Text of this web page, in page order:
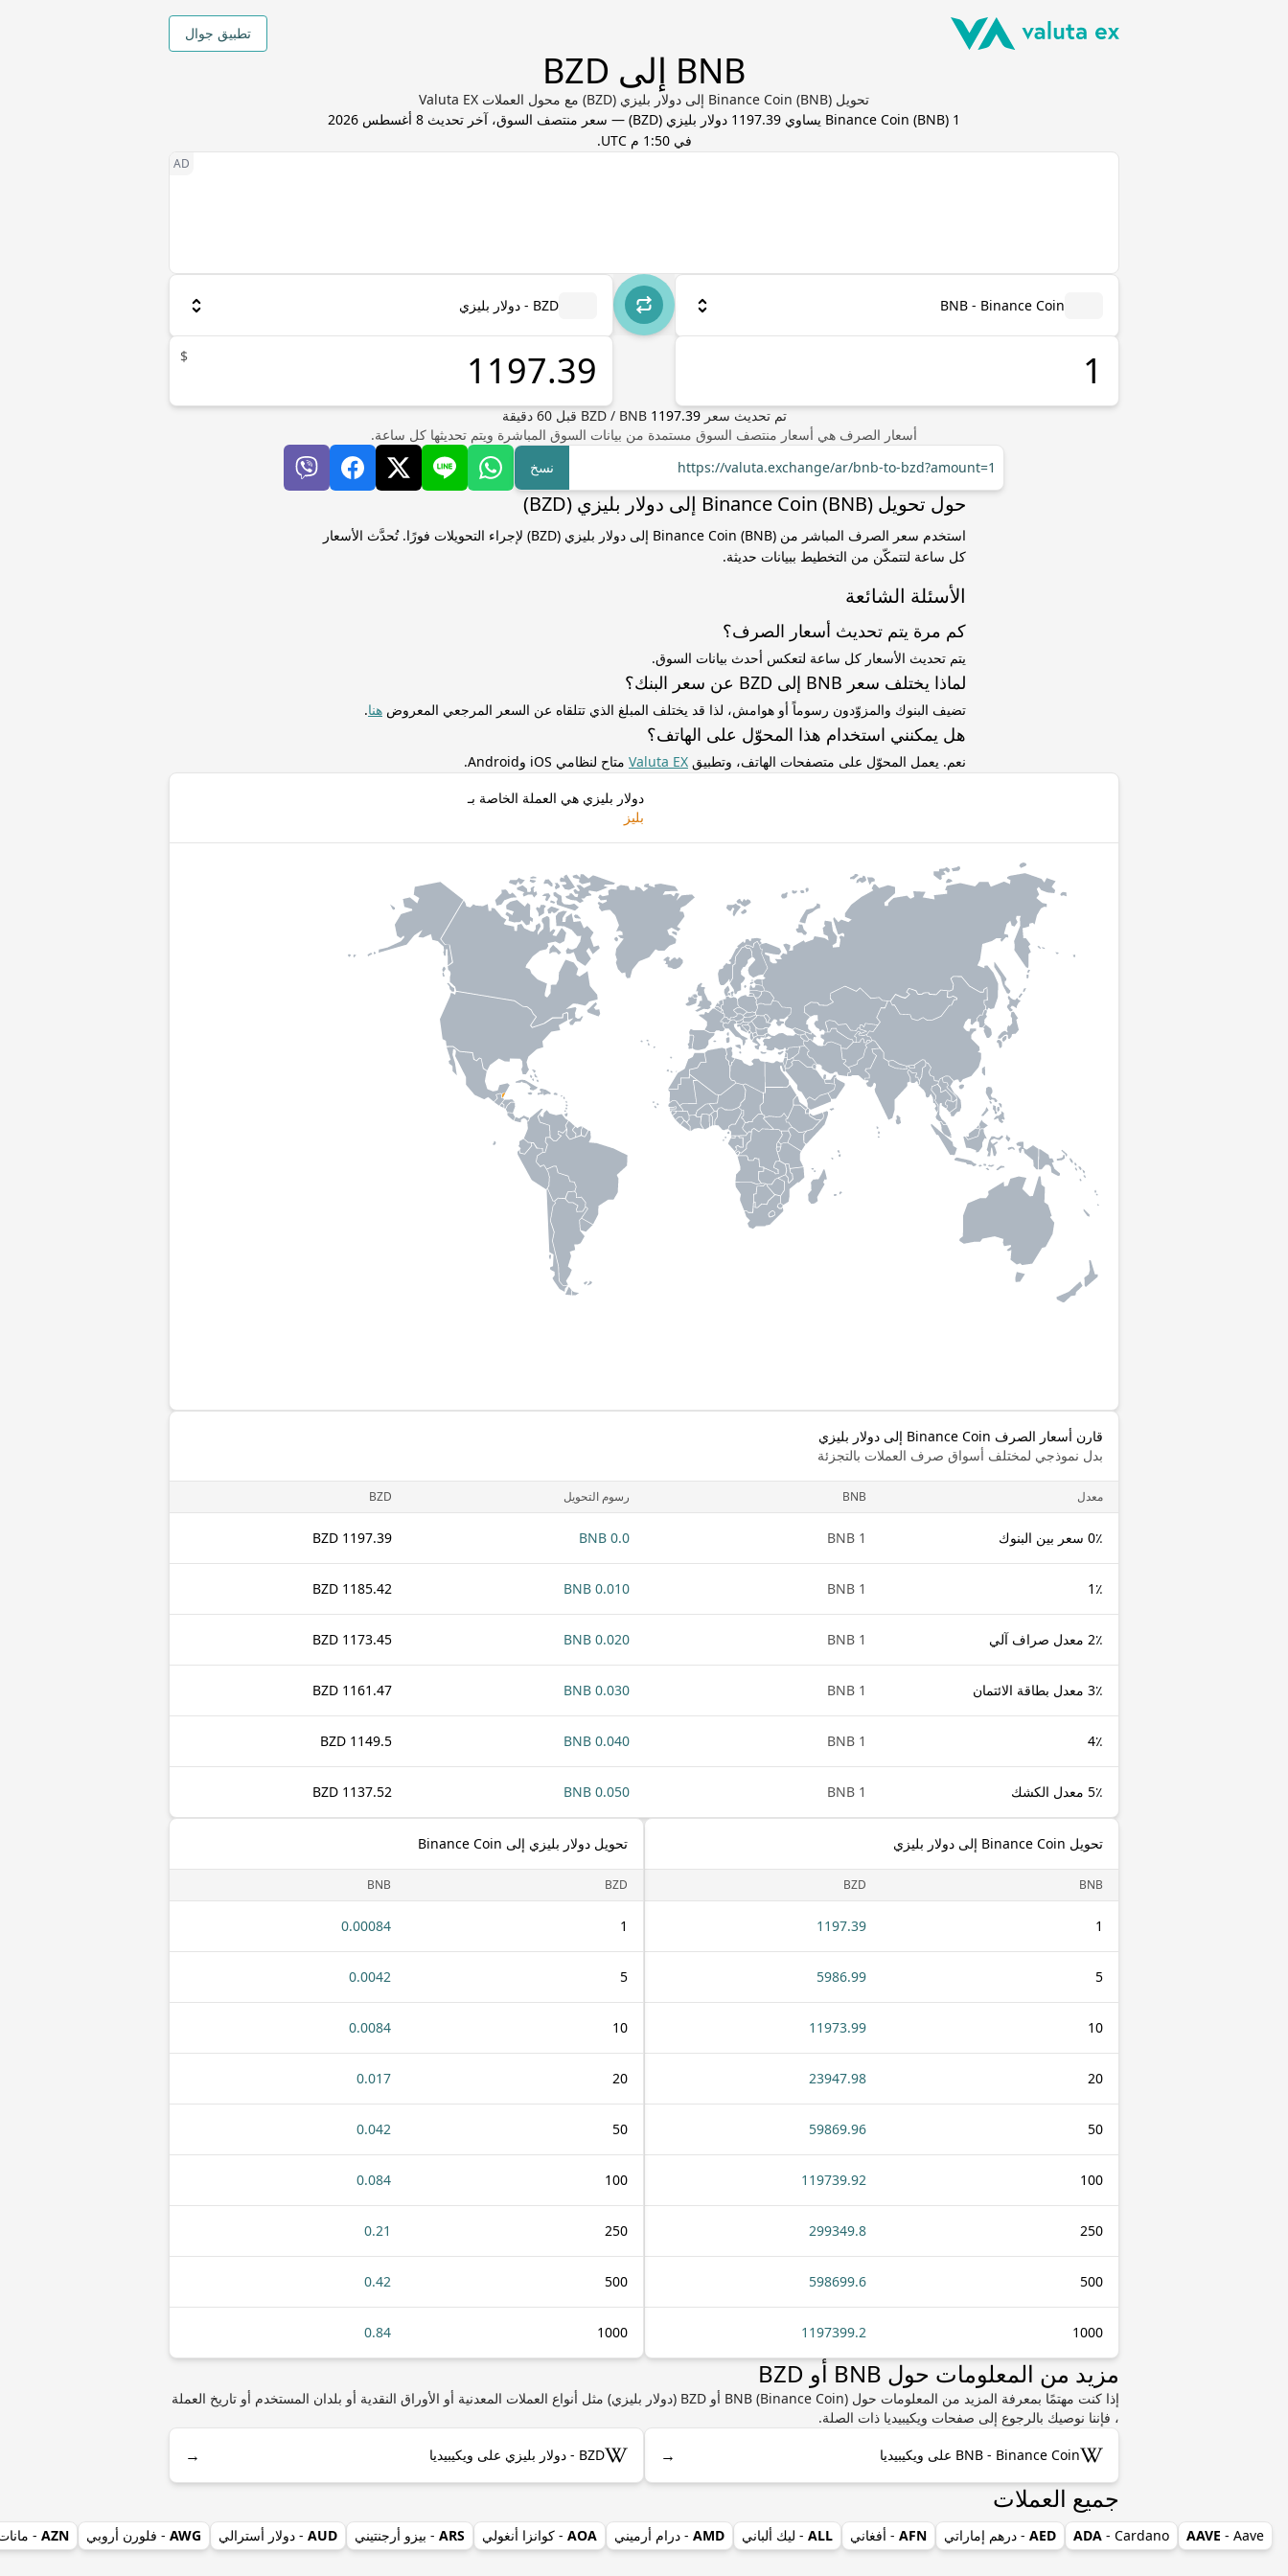
تطبيق جوال
BNB إلى BZD
تحويل Binance Coin (BNB) إلى دولار بليزي (BZD) مع محول العملات Valuta EX
1
Binance Coin (BNB) يساوي 1197.39 دولار بليزي (
BZD) — سعر منتصف السوق، آخر تحديث
8 أغسطس 2026
في 1:50 م UTC
.
BNB - Binance Coin BZD - دولار بليزي
$
تم تحديث سعر BZD/ BNB 1197.39 قبل60 دقيقة
أسعار الصرف هي أسعار منتصف السوق مستمدة من بيانات السوق المباشرة ويتم تحديثها كل ساعة.
https://valuta.exchange/ar/bnb-to-bzd?amount=1
نسخ
حول تحويل Binance Coin (BNB) إلى دولار بليزي (BZD)
استخدم سعر الصرف المباشر من Binance Coin (BNB) إلى دولار بليزي (BZD) لإجراء التحويلات فورًا. تُحدَّث الأسعار
كل ساعة لتتمكّن من التخطيط ببيانات حديثة.
الأسئلة الشائعة
كم مرة يتم تحديث أسعار الصرف؟
يتم تحديث الأسعار كل ساعة لتعكس أحدث بيانات السوق.
لماذا يختلف سعر BNB إلى BZD عن سعر البنك؟
تضيف البنوك والمزوّدون رسوماً أو هوامش، لذا قد يختلف المبلغ الذي تتلقاه عن السعر المرجعي المعروض هنا.
هل يمكنني استخدام هذا المحوّل على الهاتف؟
نعم. يعمل المحوّل على متصفحات الهاتف، وتطبيق Valuta EX متاح لنظامي iOS وAndroid.
دولار بليزي هي العملة الخاصة بـ
بليز
قارن أسعار الصرف Binance Coin إلى دولار بليزي
بدل نموذجي لمختلف أسواق صرف العملات بالتجزئة
معدل BNB رسوم التحويل BZD
0٪ سعر بين البنوك 1 BNB
0.0 BNB
1197.39 BZD
1٪ 1 BNB
0.010 BNB
1185.42 BZD
2٪ معدل صراف آلي 1 BNB
0.020 BNB
1173.45 BZD
3٪ معدل بطاقة الائتمان 1 BNB
0.030 BNB
1161.47 BZD
4٪ 1 BNB
0.040 BNB
1149.5 BZD
5٪ معدل الكشك 1 BNB
0.050 BNB
1137.52 BZD
تحويل Binance Coin إلى دولار بليزي
BNB
BZD
1
1197.39
5
5986.99
10
11973.99
20
23947.98
50
59869.96
100
119739.92
250
299349.8
500
598699.6
1000
1197399.2
تحويل دولار بليزي إلى Binance Coin
BZD
BNB
1
0.00084
5
0.0042
10
0.0084
20
0.017
50
0.042
100
0.084
250
0.21
500
0.42
1000
0.84
مزيد من المعلومات حول BNB أو BZD
إذا كنت مهتمًا بمعرفة المزيد من المعلومات حول BNB (Binance Coin) أو BZD (دولار بليزي) مثل أنواع العملات المعدنية أو الأوراق النقدية أو بلدان المستخدم أو تاريخ العملة
، فإننا نوصيك بالرجوع إلى صفحات ويكيبيديا ذات الصلة.
BNB - Binance Coin على ويكيبيديا → BZD - دولار بليزي على ويكيبيديا →
جميع العملات
AAVE - Aave
ADA - Cardano
AED - درهم إماراتي AFN - أفغاني ALL - ليك ألباني AMD - درام أرميني AOA - كوانزا أنغولي ARS - بيزو أرجنتيني AUD - دولار أسترالي AWG - فلورن أروبي AZN
-